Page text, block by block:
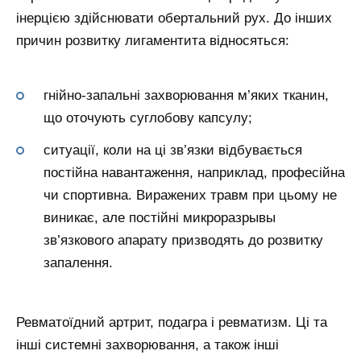
інерцією здійснювати обертальний рух. До інших
причин розвитку лигаментита відносяться:
гнійно-запальні захворювання м’яких тканин,
що оточують суглобову капсулу;
ситуації, коли на ці зв’язки відбувається
постійна навантаження, наприклад, професійна
чи спортивна. Виражених травм при цьому не
виникає, але постійні микроразрывы
зв’язкового апарату призводять до розвитку
запалення.
Ревматоїдний артрит, подагра і ревматизм. Ці та
інші системні захворювання, а також інші